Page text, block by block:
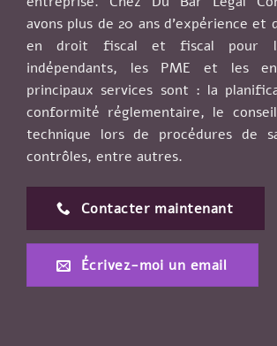
avons plus de 20 ans d’expérience et
en droit fiscal et fiscal pour
indépendants, les PME et les
principaux services sont : la
conformité réglementaire, le
technique lors de procédures de
contrôles, entre autres.
Contacter maintenant
Écrivez-moi un email